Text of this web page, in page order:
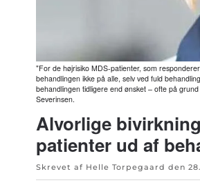
"For de højrisiko MDS-patienter, som
behandlingen ikke på alle, selv ved fuld
behandlingen tidligere end ønsket – ofte på
Severinsen.
Alvorlige
patienter ud af
Skrevet af Helle Torpegaard den